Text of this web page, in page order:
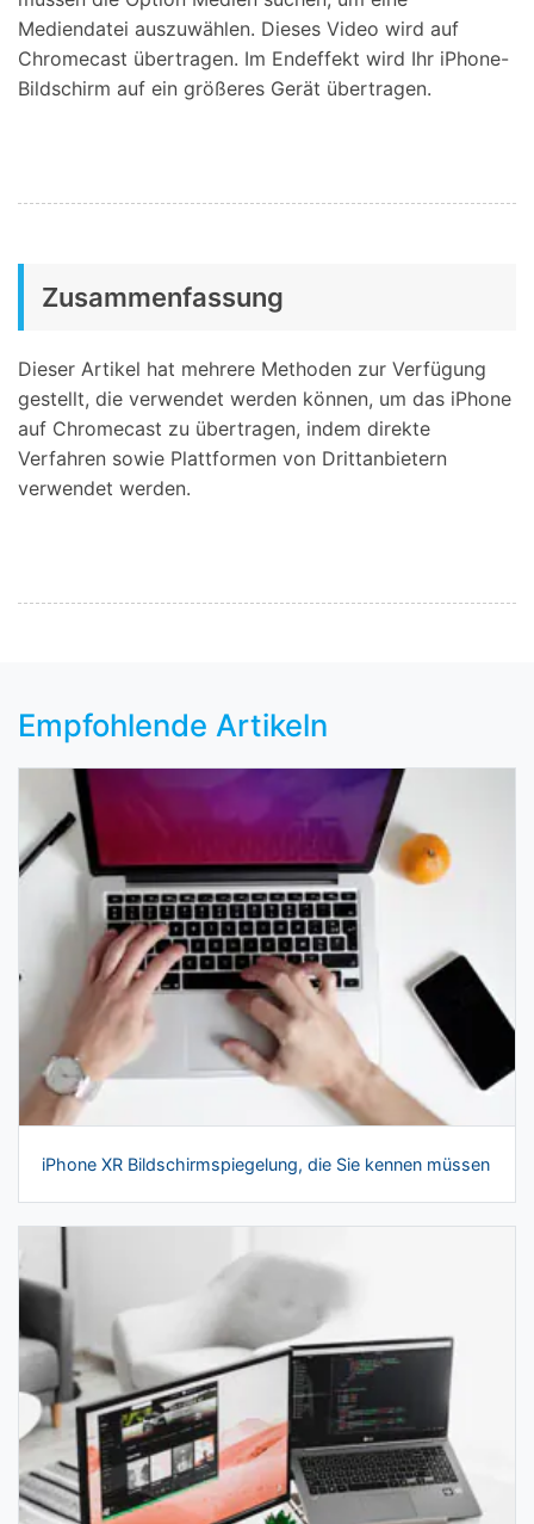
Mediendatei auszuwählen. Dieses Video wird auf
Chromecast übertragen. Im Endeffekt wird Ihr iPhone-
Bildschirm auf ein größeres Gerät übertragen.
Zusammenfassung
Dieser Artikel hat mehrere Methoden zur Verfügung
gestellt, die verwendet werden können, um das iPhone
auf Chromecast zu übertragen, indem direkte
Verfahren sowie Plattformen von Drittanbietern
verwendet werden.
Empfohlende Artikeln
iPhone XR Bildschirmspiegelung, die Sie kennen müssen